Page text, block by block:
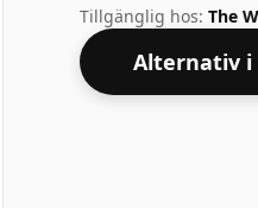
Tillgänglig hos: The
Alternativ i